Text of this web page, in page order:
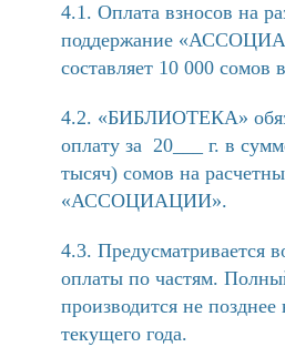
4.1. Оплата взносов на
поддержание
составляет 10 000 сомов
4.2. «БИБЛИОТЕКА»
оплату за 20___ г. в
тысяч) сомов на
«АССОЦИАЦИИ».
4.3. Предусматривается
оплаты по частям.
производится не позднее
текущего года.